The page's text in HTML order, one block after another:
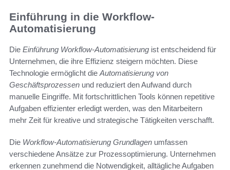
Einführung in die Workflow-
Automatisierung
Die Einführung Workflow-Automatisierung ist entscheidend für
Unternehmen, die ihre Effizienz steigern möchten. Diese
Technologie ermöglicht die Automatisierung von
Geschäftsprozessen und reduziert den Aufwand durch
manuelle Eingriffe. Mit fortschrittlichen Tools können repetitive
Aufgaben effizienter erledigt werden, was den Mitarbeitern
mehr Zeit für kreative und strategische Tätigkeiten verschafft.
Die Workflow-Automatisierung Grundlagen umfassen
verschiedene Ansätze zur Prozessoptimierung. Unternehmen
erkennen zunehmend die Notwendigkeit, alltägliche Aufgaben